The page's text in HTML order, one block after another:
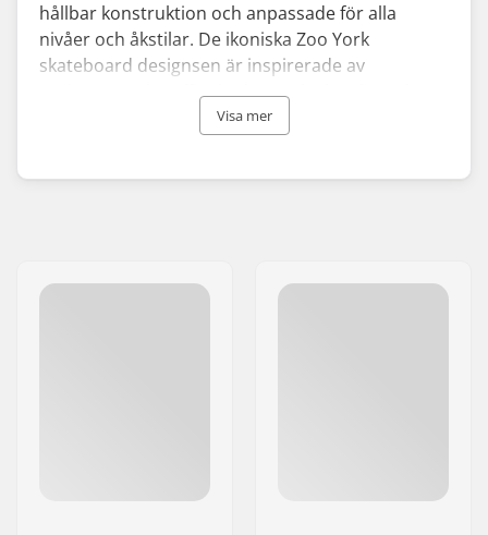
hållbar konstruktion och anpassade för alla
nivåer och åkstilar. De ikoniska Zoo York
skateboard designsen är inspirerade av
underground graffiti, hiphop och skateboarding
scenen från 90-talets New York.
De startade med några få decks och t-shirts sålda
stilinfluenser från New Yorks skateboardkultur.
Visa mer